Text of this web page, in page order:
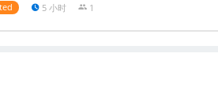
5 小时 1